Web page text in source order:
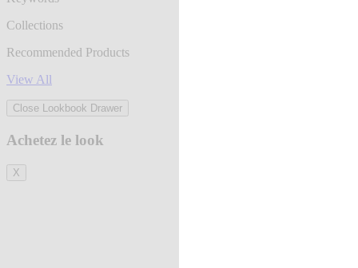
Collections
Recommended Products
View All
Close Lookbook Drawer
Achetez le look
X